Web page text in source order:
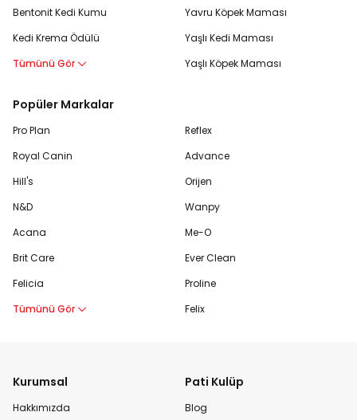
Bentonit Kedi Kumu
Kedi Krema Ödülü
Tümünü Gör
Yavru Köpek Maması
Yaşlı Kedi Maması
Yaşlı Köpek Maması
Popüler Markalar
Pro Plan
Royal Canin
Hill's
N&D
Acana
Brit Care
Felicia
Tümünü Gör
Reflex
Advance
Orijen
Wanpy
Me-O
Ever Clean
Proline
Felix
Kurumsal
Hakkımızda
Pati Kulüp
Blog